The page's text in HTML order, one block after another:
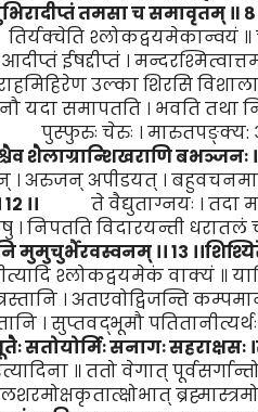
प्तंतमसा च समावृतम् ॥ ८
श्लोकद्वयमेकान्वयं ॥
ईषद्दीप्तं ।
उल्का शिरसि
समापतति । भवति तथा
पुस्फुरुः चेरुः । मारुतपङ्क्य:
शैलाग्रान्शिखराणि बभञ्जनः
। अरुजन् अपीडयत् ।
१२ ।। ते वैद्युताग्नयः । तदा
विदारयन्ती धरातलं
मुमुचुर्भैरवस्वनम् ।।१३ ।।शिश्यि
श्लोकद्वयमेकं वाक्यं ॥
। अतएवोद्विजन्ति
। सुप्तवद्भूमौ
सतोयोर्मिः सनागः सहराक्षसः ।
॥ ततो वेगात्